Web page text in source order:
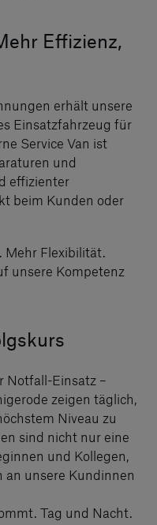
Effizienz,
erhält unsere
Einsatzfahrzeug für
Service Van ist
und
effizienter
beim Kunden oder
Flexibilität.
unsere Kompetenz
Notfall-Einsatz –
zeigen täglich,
Niveau zu
sind nicht nur eine
und Kollegen,
an unsere Kundinnen
Tag und Nacht.